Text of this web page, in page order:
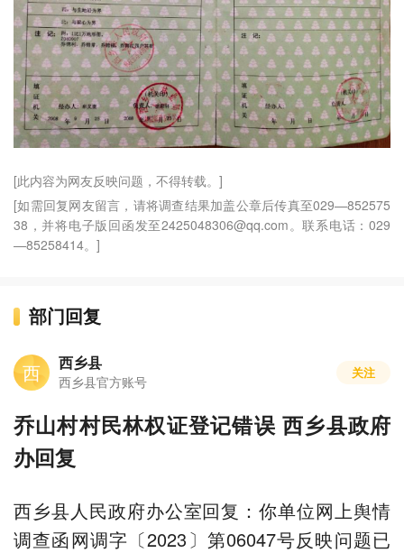
[此内容为网友反映问题，不得转载。]
[如需回复网友留言，请将调查结果加盖公章后传真至029—852575
38，并将电子版回函发至2425048306@qq.com。联系电话：029
—85258414。]
部门回复
西 西乡县
西乡县官方账号
关注
乔山村村民林权证登记错误 西乡县政府
办回复
西乡县人民政府办公室回复：你单位网上舆情
调查函网调字〔2023〕第06047号反映问题已